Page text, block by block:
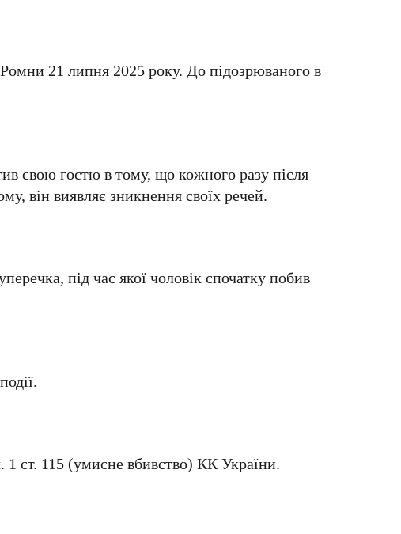
21 липня 2025 року. До підозрюваного в
свою гостю в тому, що кожного разу після
він виявляє зникнення своїх речей.
під час якої чоловік спочатку побив
1 ст. 115 (умисне вбивство) КК України.